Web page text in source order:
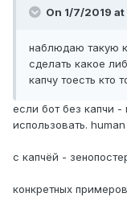
On 1/7/2019 at
наблюдаю такую
сделать какое
капчу тоесть кто
если бот без капчи
использовать.
с капчёй -
конкретных